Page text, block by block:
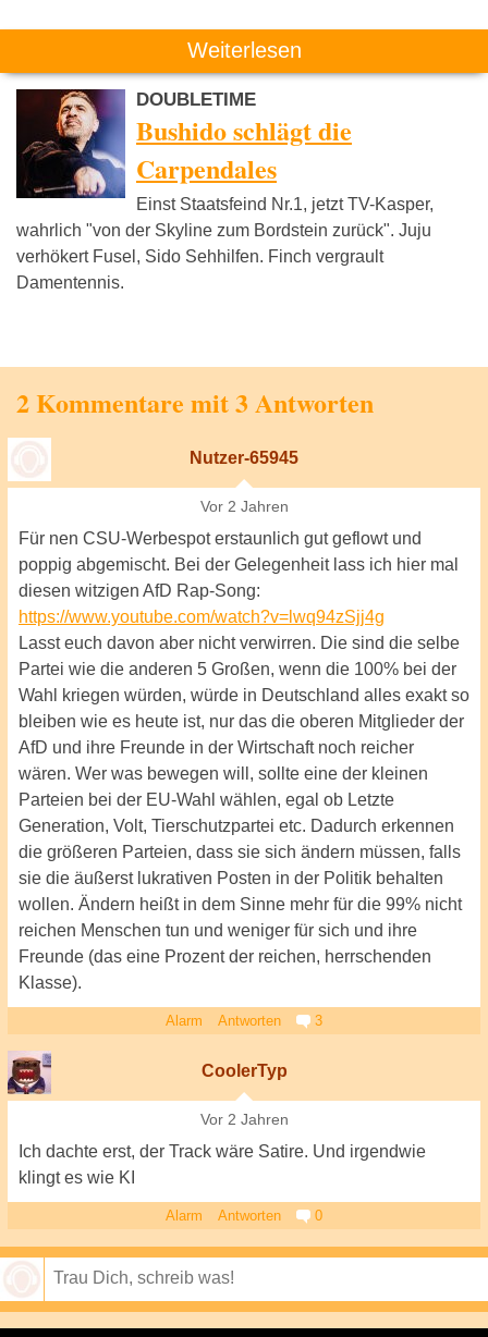
Weiterlesen
DOUBLETIME
Bushido schlägt die
Carpendales
Einst Staatsfeind Nr.1, jetzt TV-Kasper,
wahrlich "von der Skyline zum Bordstein zurück". Juju
verhökert Fusel, Sido Sehhilfen. Finch vergrault
Damentennis.
2 Kommentare mit 3 Antworten
Nutzer-65945
Vor 2 Jahren
Für nen CSU-Werbespot erstaunlich gut geflowt und
poppig abgemischt. Bei der Gelegenheit lass ich hier mal
diesen witzigen AfD Rap-Song:
https://www.youtube.com/watch?v=lwq94zSjj4g
Lasst euch davon aber nicht verwirren. Die sind die selbe
Partei wie die anderen 5 Großen, wenn die 100% bei der
Wahl kriegen würden, würde in Deutschland alles exakt so
bleiben wie es heute ist, nur das die oberen Mitglieder der
AfD und ihre Freunde in der Wirtschaft noch reicher
wären. Wer was bewegen will, sollte eine der kleinen
Parteien bei der EU-Wahl wählen, egal ob Letzte
Generation, Volt, Tierschutzpartei etc. Dadurch erkennen
die größeren Parteien, dass sie sich ändern müssen, falls
sie die äußerst lukrativen Posten in der Politik behalten
wollen. Ändern heißt in dem Sinne mehr für die 99% nicht
reichen Menschen tun und weniger für sich und ihre
Freunde (das eine Prozent der reichen, herrschenden
Klasse).
Alarm Antworten 3
CoolerTyp
Vor 2 Jahren
Ich dachte erst, der Track wäre Satire. Und irgendwie
klingt es wie KI
Alarm Antworten 0